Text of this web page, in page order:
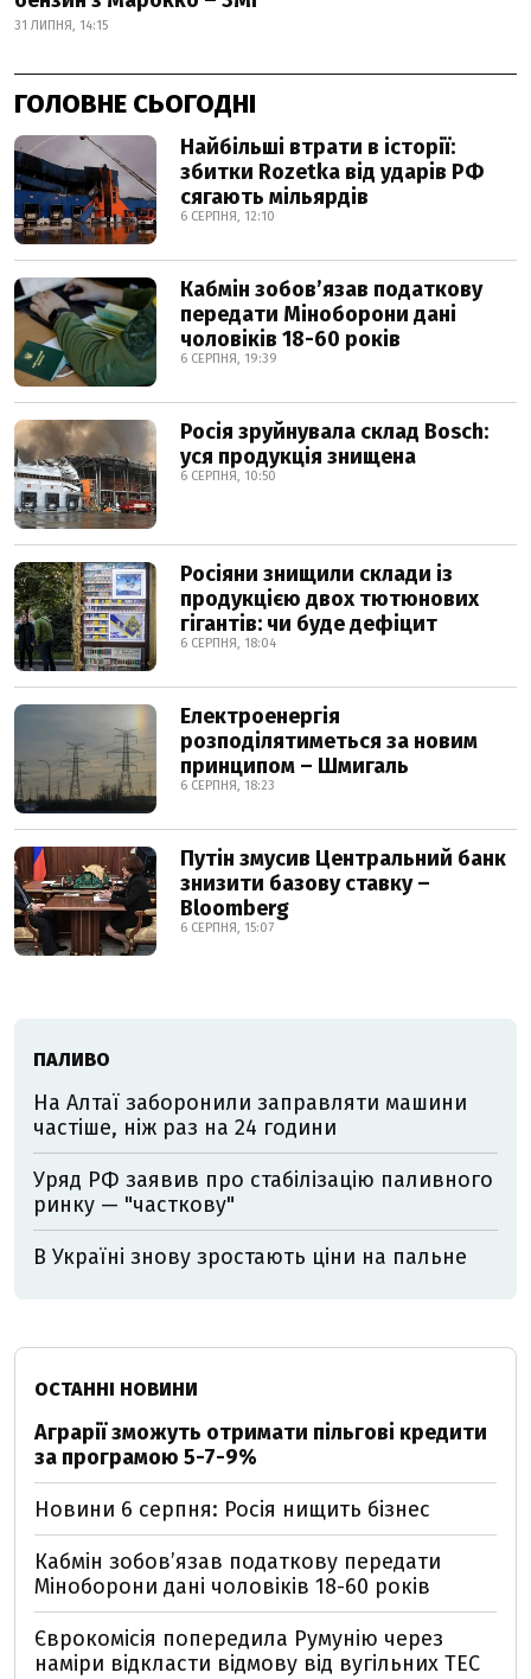
31 ЛИПНЯ, 14:15
ГОЛОВНЕ СЬОГОДНІ
Найбільші втрати в історії:
збитки Rozetka від ударів РФ
сягають мільярдів
6 СЕРПНЯ, 12:10
Кабмін зобовʼязав податкову
передати Міноборони дані
чоловіків 18-60 років
6 СЕРПНЯ, 19:39
Росія зруйнувала склад Bosch:
уся продукція знищена
6 СЕРПНЯ, 10:50
Росіяни знищили склади із
продукцією двох тютюнових
гігантів: чи буде дефіцит
6 СЕРПНЯ, 18:04
Електроенергія
розподілятиметься за новим
принципом – Шмигаль
6 СЕРПНЯ, 18:23
Путін змусив Центральний банк
знизити базову ставку –
Bloomberg
6 СЕРПНЯ, 15:07
ПАЛИВО
На Алтаї заборонили заправляти машини
частіше, ніж раз на 24 години
Уряд РФ заявив про стабілізацію паливного
ринку — "часткову"
В Україні знову зростають ціни на пальне
ОСТАННІ НОВИНИ
Аграрії зможуть отримати пільгові кредити
за програмою 5-7-9%
Новини 6 серпня: Росія нищить бізнес
Кабмін зобовʼязав податкову передати
Міноборони дані чоловіків 18-60 років
Єврокомісія попередила Румунію через
наміри відкласти відмову від вугільних ТЕС